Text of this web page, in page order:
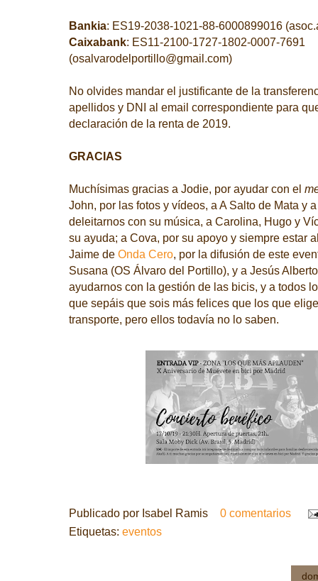
Bankia: ES19-2038-1021-88-6000899016
Caixabank: ES11-2100-1727-1802-0007-7691
(osalvarodelportillo@gmail.com)
No olvides mandar el justificante de la
apellidos y DNI al email correspondiente para
declaración de la renta de 2019.
GRACIAS
Muchísimas gracias a Jodie, por ayudar con el
John, por las fotos y vídeos, a A Salto de Mata y
deleitarnos con su música, a Carolina, Hugo y
su ayuda; a Cova, por su apoyo y siempre estar
Jaime de Onda Cero, por la difusión de este
Susana (OS Álvaro del Portillo), y a Jesús
ayudarnos con la gestión de las bicis, y a todos
que sepáis que sois más felices que los que
transporte, pero ellos todavía no lo saben.
Publicado por Isabel Ramis
0 comentarios
Etiquetas: eventos